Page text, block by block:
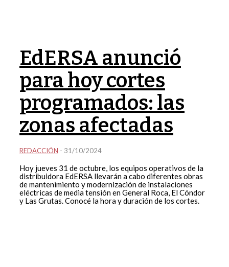
EdERSA anunció
para hoy cortes
programados: las
zonas afectadas
REDACCIÓN - 31/10/2024
Hoy jueves 31 de octubre, los equipos operativos de la
distribuidora EdERSA llevarán a cabo diferentes obras
de mantenimiento y modernización de instalaciones
eléctricas de media tensión en General Roca, El Cóndor
y Las Grutas. Conocé la hora y duración de los cortes.